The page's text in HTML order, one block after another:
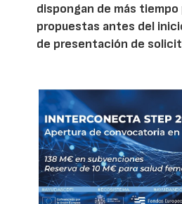
dispongan de más tiempo
propuestas antes del
de presentación de